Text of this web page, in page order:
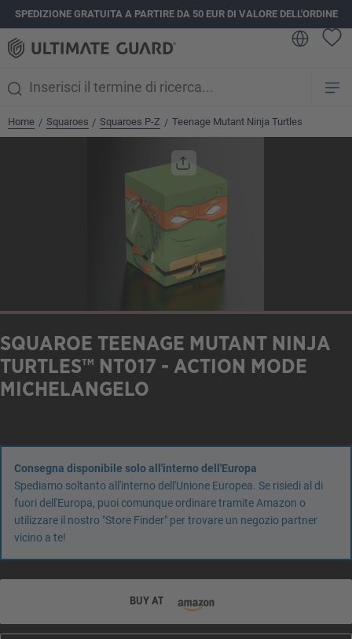
principale
SPEDIZIONE GRATUITA A PARTIRE DA 50 EUR DI VALORE DELL'ORDINE
Home / Squaroes / Squaroes P-Z / Teenage Mutant Ninja Turtles
SQUAROE TEENAGE MUTANT NINJA
TURTLES™ NT017 - ACTION MODE
MICHELANGELO
Consegna disponibile solo all'interno dell'Europa
Spediamo soltanto all'interno dell'Unione Europea. Se risiedi al di
fuori dell'Europa, puoi comunque ordinare tramite Amazon o
utilizzare il nostro "Store Finder" per trovare un negozio partner
vicino a te!
BUY AT